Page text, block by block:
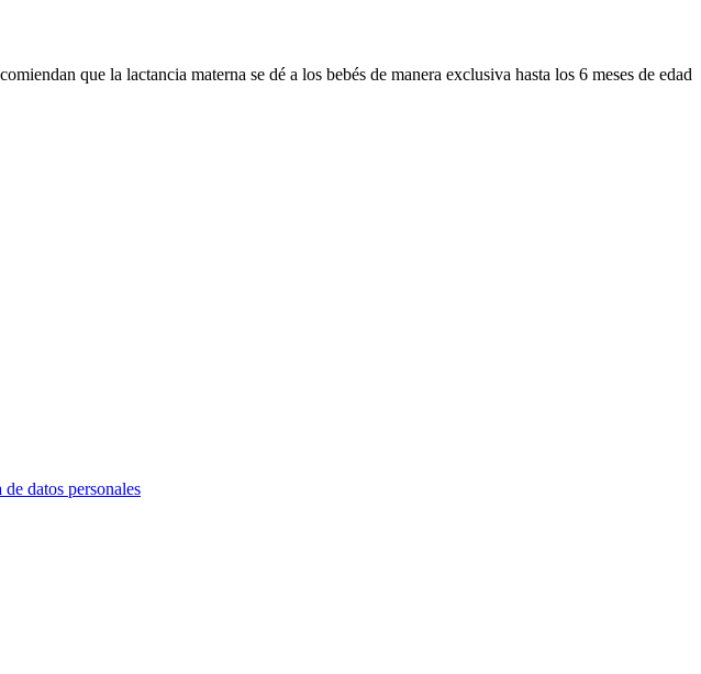
que la lactancia materna se dé a los bebés de manera exclusiva hasta los 6 meses de edad
datos personales